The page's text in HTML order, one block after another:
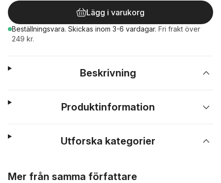
Lägg i varukorg
Beställningsvara. Skickas inom 3-6 vardagar. Fri frakt över
249 kr.
Beskrivning
Produktinformation
Utforska kategorier
Mer från samma författare